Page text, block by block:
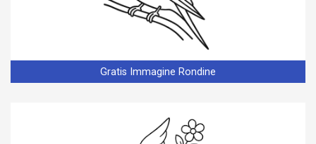
Gratis Immagine Rondine